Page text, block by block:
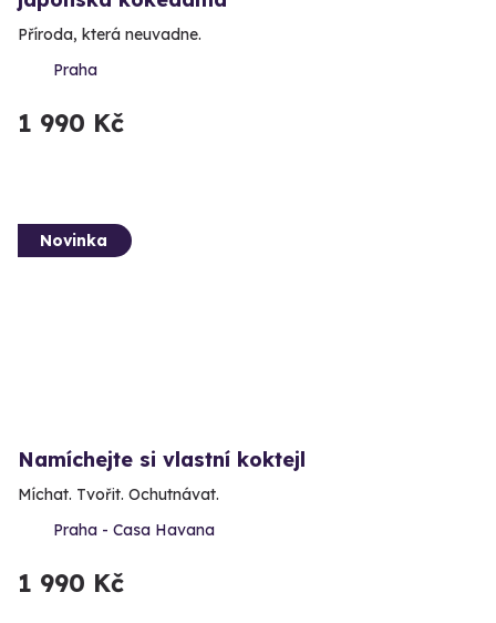
Příroda, která neuvadne.
Praha
1 990 Kč
Novinka
Namíchejte si vlastní koktejl
Míchat. Tvořit. Ochutnávat.
Praha - Casa Havana
1 990 Kč